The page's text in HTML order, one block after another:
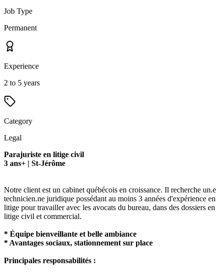
Job Type
Permanent
Experience
2 to 5 years
Category
Legal
Parajuriste en litige civil
3 ans+ | St-Jérôme
Notre client est un cabinet québécois en croissance. Il recherche un.e
technicien.ne juridique possédant au moins 3 années d'expérience en
litige pour travailler avec les avocats du bureau, dans des dossiers en
litige civil et commercial.
* Équipe bienveillante et belle ambiance
* Avantages sociaux, stationnement sur place
Principales responsabilités :